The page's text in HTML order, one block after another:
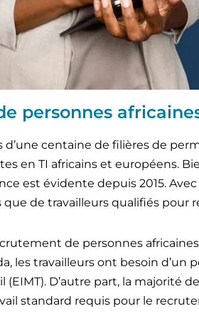
personnes
d’une centaine de filières de
en TI africains et européens.
est évidente depuis 2015.
de travailleurs qualifiés pour
de personnes
les travailleurs ont besoin
(EIMT). D’autre part, la majorité
standard requis pour le